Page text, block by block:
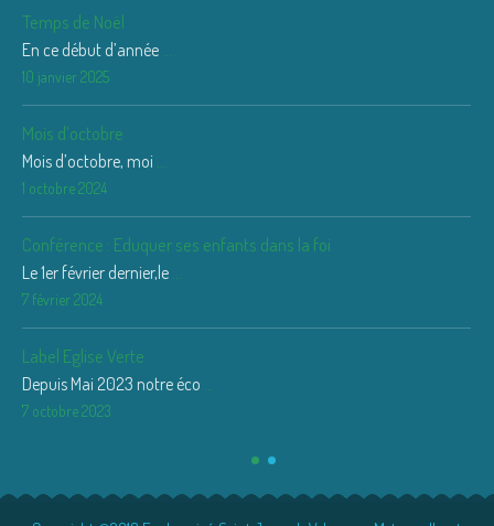
Temps de Noël
En ce début d’année
10 janvier 2025
Mois d’octobre
Mois d’octobre, moi
1 octobre 2024
Conférence : Eduquer ses enfants dans la foi
Le 1er février dernier,le
7 février 2024
Label Eglise Verte
Depuis Mai 2023 notre éco
7 octobre 2023